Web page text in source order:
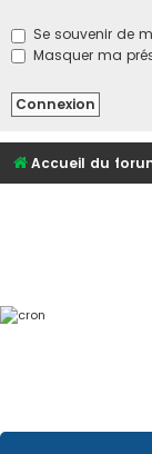
Se souvenir de
Masquer ma
Accueil du